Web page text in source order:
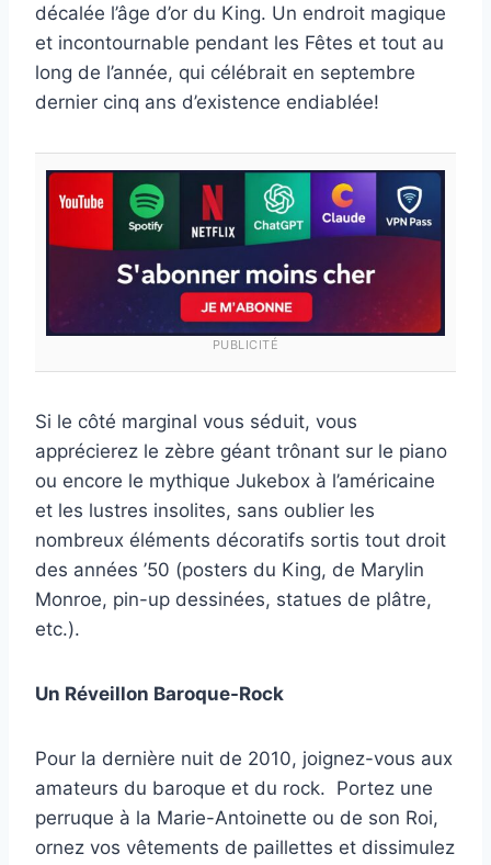
décalée l’âge d’or du King. Un endroit magique
et incontournable pendant les Fêtes et tout au
long de l’année, qui célébrait en septembre
dernier cinq ans d’existence endiablée!
PUBLICITÉ
Si le côté marginal vous séduit, vous
apprécierez le zèbre géant trônant sur le piano
ou encore le mythique Jukebox à l’américaine
et les lustres insolites, sans oublier les
nombreux éléments décoratifs sortis tout droit
des années ’50 (posters du King, de Marylin
Monroe, pin-up dessinées, statues de plâtre,
etc.).
Un Réveillon Baroque-Rock
Pour la dernière nuit de 2010, joignez-vous aux
amateurs du baroque et du rock. Portez une
perruque à la Marie-Antoinette ou de son Roi,
ornez vos vêtements de paillettes et dissimulez